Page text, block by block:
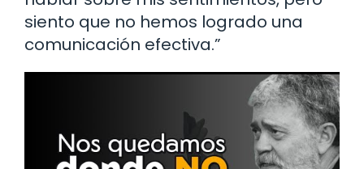
siento que no hemos logrado una
comunicación efectiva.”